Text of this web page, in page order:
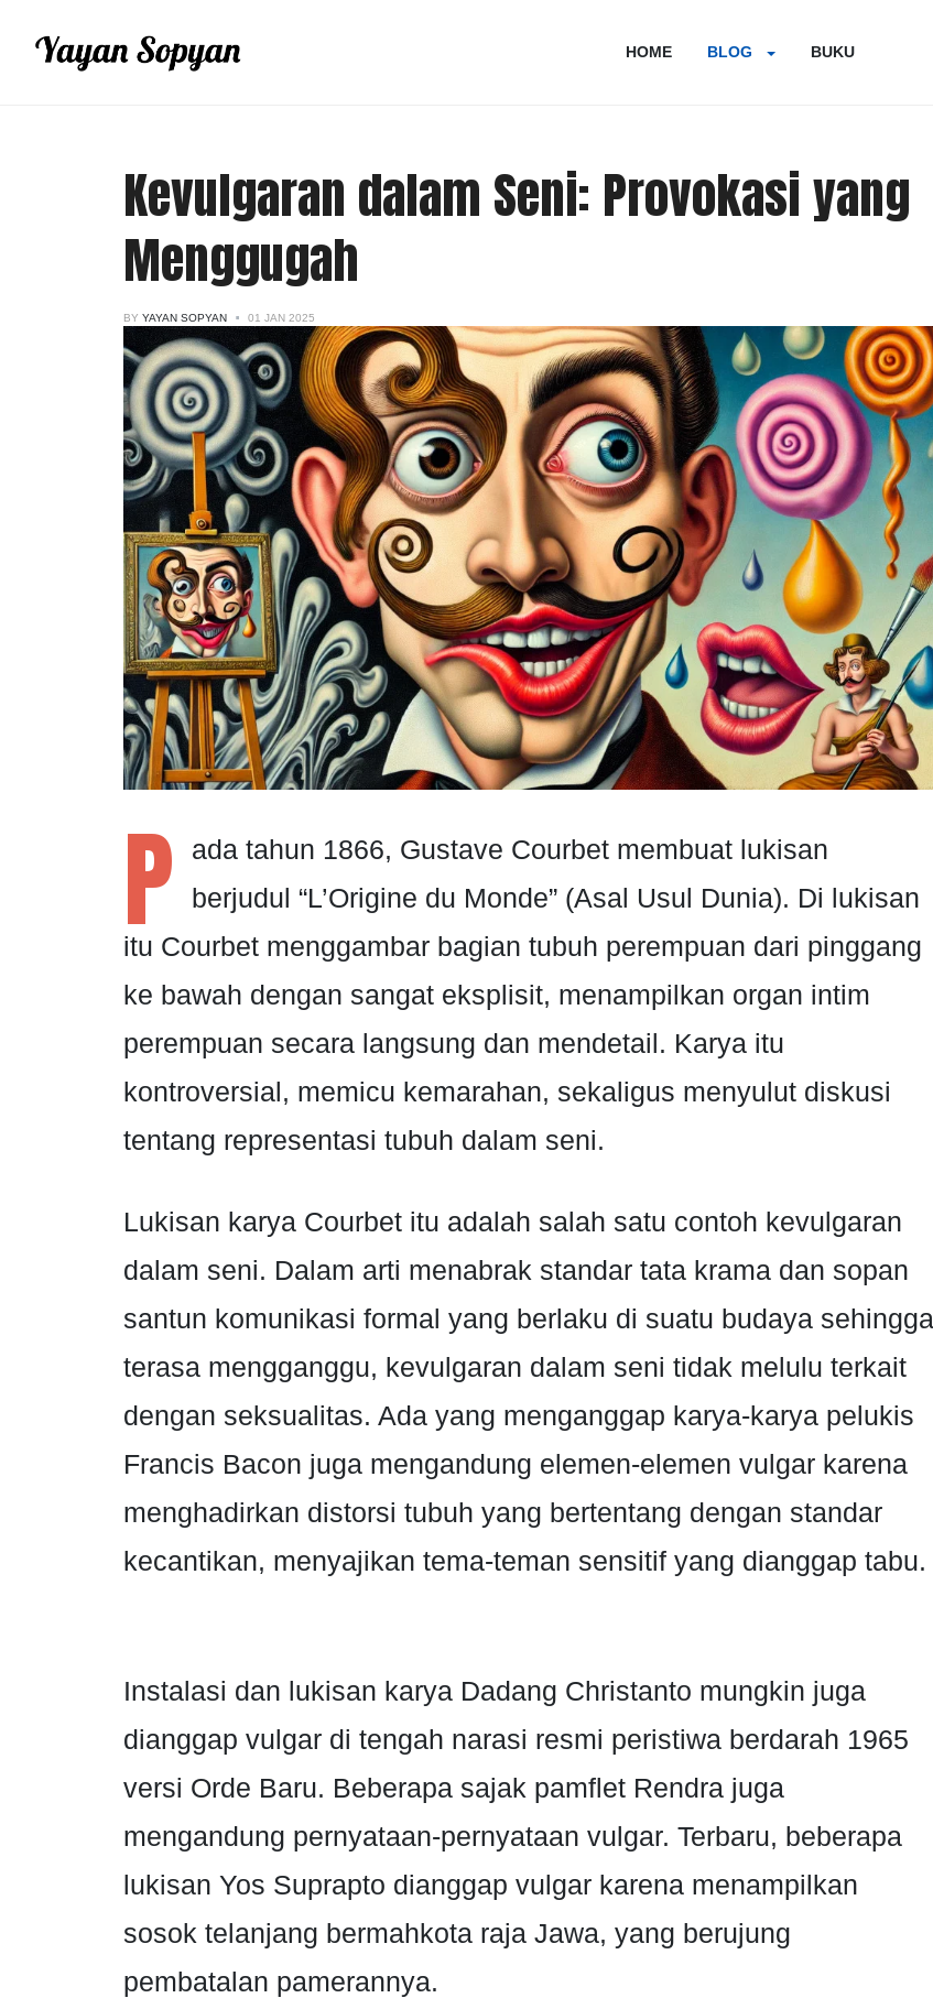
HOME BLOG BUKU
Kevulgaran dalam Seni: Provokasi yang
Menggugah
BY YAYAN SOPYAN 01 JAN 2025
P
ada tahun 1866, Gustave Courbet membuat lukisan
berjudul “L’Origine du Monde” (Asal Usul Dunia). Di lukisan
itu Courbet menggambar bagian tubuh perempuan dari pinggang
ke bawah dengan sangat eksplisit, menampilkan organ intim
perempuan secara langsung dan mendetail. Karya itu
kontroversial, memicu kemarahan, sekaligus menyulut diskusi
tentang representasi tubuh dalam seni.
Lukisan karya Courbet itu adalah salah satu contoh kevulgaran
dalam seni. Dalam arti menabrak standar tata krama dan sopan
santun komunikasi formal yang berlaku di suatu budaya sehingga
terasa mengganggu, kevulgaran dalam seni tidak melulu terkait
dengan seksualitas. Ada yang menganggap karya-karya pelukis
Francis Bacon juga mengandung elemen-elemen vulgar karena
menghadirkan distorsi tubuh yang bertentang dengan standar
kecantikan, menyajikan tema-teman sensitif yang dianggap tabu.
Instalasi dan lukisan karya Dadang Christanto mungkin juga
dianggap vulgar di tengah narasi resmi peristiwa berdarah 1965
versi Orde Baru. Beberapa sajak pamflet Rendra juga
mengandung pernyataan-pernyataan vulgar. Terbaru, beberapa
lukisan Yos Suprapto dianggap vulgar karena menampilkan
sosok telanjang bermahkota raja Jawa, yang berujung
pembatalan pamerannya.